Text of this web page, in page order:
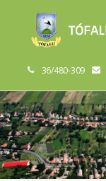
36/480-309